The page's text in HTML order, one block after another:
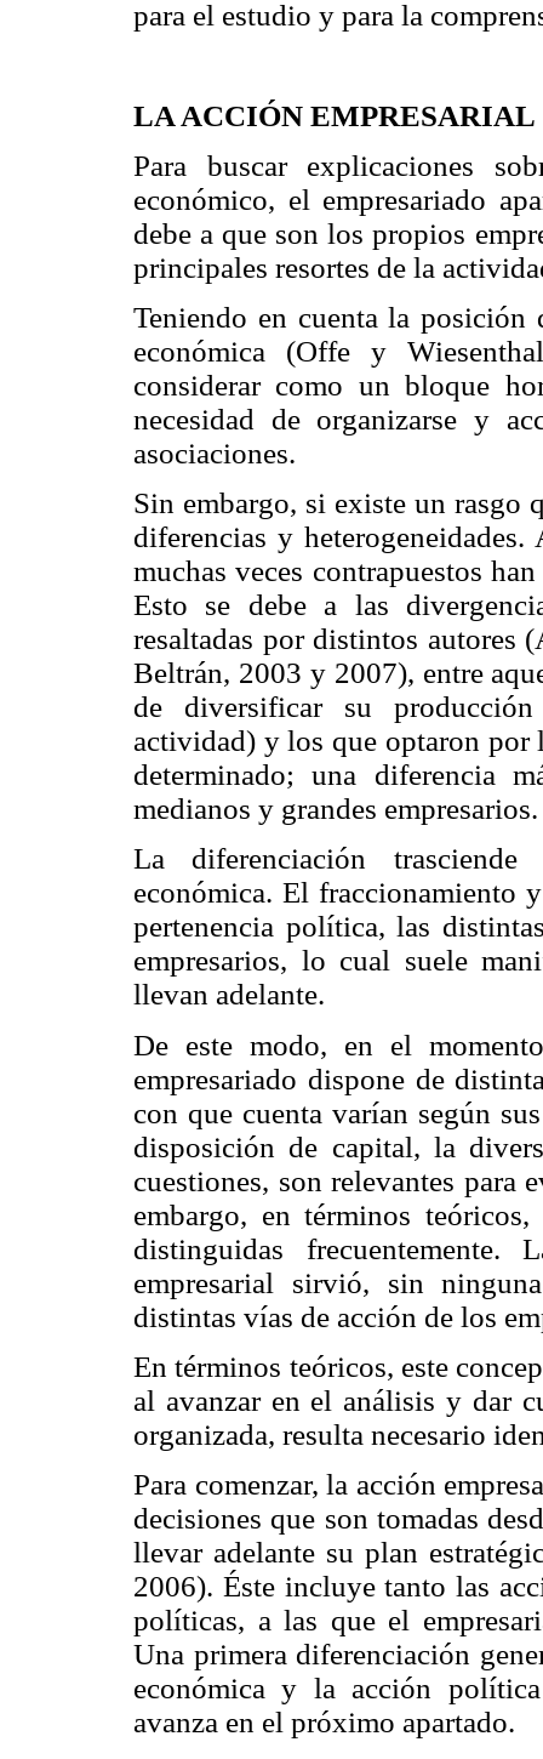
para el estudio y para la
LA ACCIÓN EMPRESARIAL
Para buscar explicaciones
económico, el empresariado
debe a que son los propios
principales resortes de la
Teniendo en cuenta la
económica (Offe y
considerar como un bloque
necesidad de organizarse y
asociaciones.
Sin embargo, si existe un rasgo
diferencias y heterogeneidades.
muchas veces contrapuestos
Esto se debe a las
resaltadas por distintos autores
Beltrán, 2003 y 2007), entre
de diversificar su
actividad) y los que optaron por
determinado; una diferencia
medianos y grandes empresarios.
La diferenciación
económica. El fraccionamiento
pertenencia política, las
empresarios, lo cual suele
llevan adelante.
De este modo, en el
empresariado dispone de
con que cuenta varían según
disposición de capital, la
cuestiones, son relevantes
embargo, en términos
distinguidas
empresarial sirvió, sin
distintas vías de acción de los
En términos teóricos, este
al avanzar en el análisis y dar
organizada, resulta necesario
Para comenzar, la acción
decisiones que son tomadas
llevar adelante su plan
2006). Éste incluye tanto las
políticas, a las que el
Una primera diferenciación
económica y la acción política
avanza en el próximo apartado.